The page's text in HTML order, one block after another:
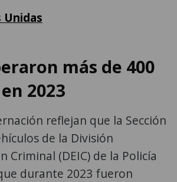
más de 400
2023
reflejan que la Sección
de la División
Criminal (DEIC) de la Policía
durante 2023 fueron